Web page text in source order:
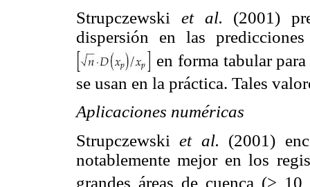
Strupczewski et al. (2001)
dispersión en las
en forma tabular
se usan en la práctica. Tales
Aplicaciones numéricas
Strupczewskiet al. (2001)
notablemente mejor en los
grandes áreas de cuenca (>